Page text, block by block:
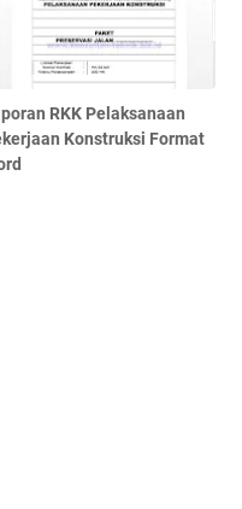
RKK Pelaksanaan
Konstruksi Format